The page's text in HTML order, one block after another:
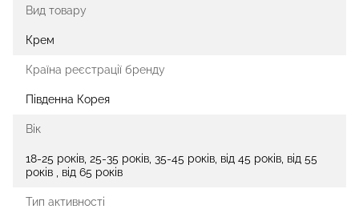
Вид товару
Крем
Країна реєстрації бренду
Південна Корея
Вік
18-25 років, 25-35 років, 35-45 років, від 45 років, від 55
років , від 65 років
Тип активності